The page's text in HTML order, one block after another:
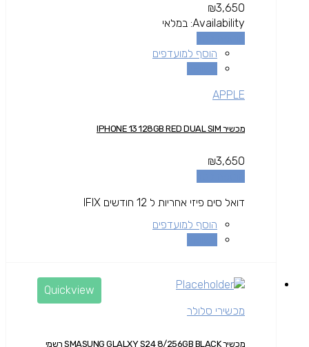
₪3,650
Availability: במלאי
הוסף למועדפים
APPLE
מכשיר IPHONE 13 128GB RED DUAL SIM
₪3,650
דואל סים פיזי אחריות ל 12 חודשים IFIX
הוסף למועדפים
Quickview
מכשירי סלולר
מכשיר SMASUNG GLALXY S24 8/256GB BLACK רשמי